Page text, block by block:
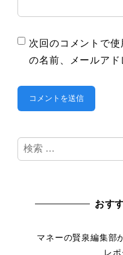
次回のコメントで
の名前、メールアド
検
索
おす
マネーの賢泉編集部
レ